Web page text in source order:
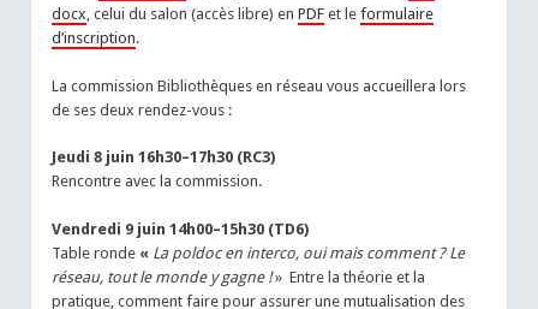
docx, celui du salon (accès libre) enPDF et leformulaire
d’inscription.
La commission Bibliothèques en réseau vous accueillera lors
de ses deux rendez-vous :
Jeudi 8 juin 16h30–17h30 (RC3)
Rencontre avec la commission.
Vendredi 9 juin 14h00–15h30 (TD6)
Table ronde « La poldoc en interco, oui mais comment ? Le
réseau, tout le monde y gagne !» Entre la théorie et la
pratique, comment faire pour assurer une mutualisation des